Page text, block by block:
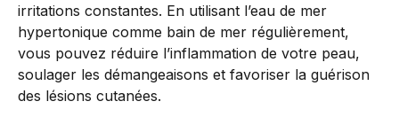
irritations constantes. En utilisant l’eau de mer
hypertonique comme bain de mer régulièrement,
vous pouvez réduire l’inflammation de votre peau,
soulager les démangeaisons et favoriser la guérison
des lésions cutanées.